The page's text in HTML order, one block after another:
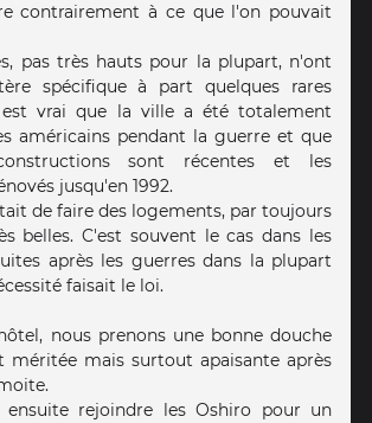
contrairement à ce que l'on pouvait
pas très hauts pour la plupart, n'ont
spécifique à part quelques rares
est vrai que la ville a été totalement
américains pendant la guerre et que
sont récentes et les
jusqu'en 1992.
de faire des logements, par toujours
belles. C'est souvent le cas dans les
après les guerres dans la plupart
faisait le loi.
nous prenons une bonne douche
méritée mais surtout apaisante après
ensuite rejoindre les Oshiro pour un